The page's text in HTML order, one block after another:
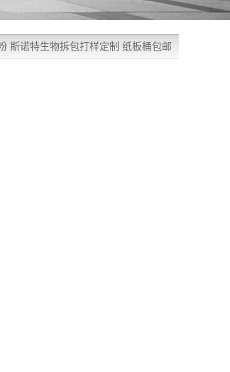
斯诺特生物拆包打样定制 纸板桶包邮